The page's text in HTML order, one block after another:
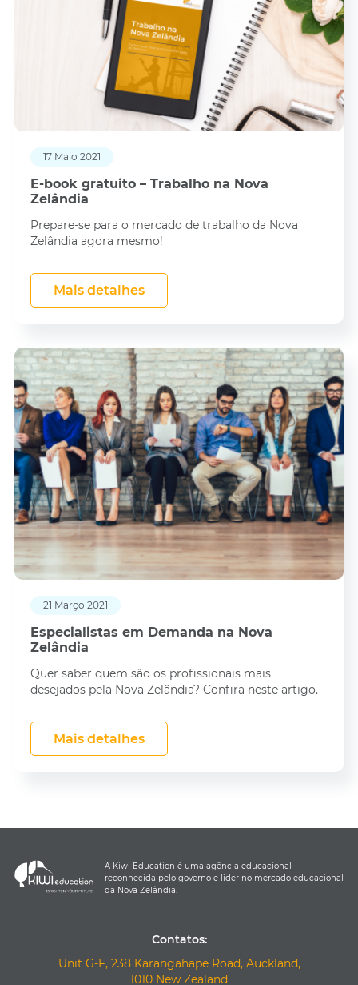
17 Maio 2021
E-book gratuito – Trabalho na Nova
Zelândia
Prepare-se para o mercado de trabalho da Nova
Zelândia agora mesmo!
Mais detalhes
21 Março 2021
Especialistas em Demanda na Nova
Zelândia
Quer saber quem são os profissionais mais
desejados pela Nova Zelândia? Confira neste artigo.
Mais detalhes
A Kiwi Education é uma agência educacional
reconhecida pelo governo e líder no mercado educacional
da Nova Zelândia.
Contatos:
Unit G-F, 238 Karangahape Road, Auckland,
1010 New Zealand